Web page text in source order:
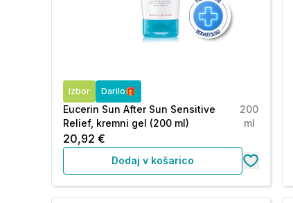
Izbor Darilo🎁
Eucerin Sun After Sun Sensitive
Relief, kremni gel (200 ml)
200
ml
20,92 €
Dodaj v košarico